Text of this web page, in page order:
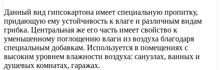
Данный вид гипсокартона имеет специальную пропитку,
придающую ему устойчивость к влаге и различным видам
грибка. Центральная же его часть имеет свойство к
уменьшенному поглощению влаги из воздуха благодаря
специальным добавкам. Используется в помещениях с
высоким уровнем влажности воздуха: санузлах, ванных и
душевых комнатах, гаражах.